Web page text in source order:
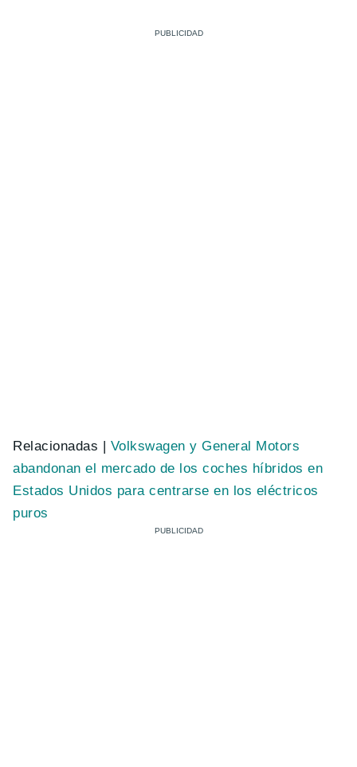
Relacionadas | Volkswagen y General Motors
abandonan el mercado de los coches híbridos en
Estados Unidos para centrarse en los eléctricos
puros